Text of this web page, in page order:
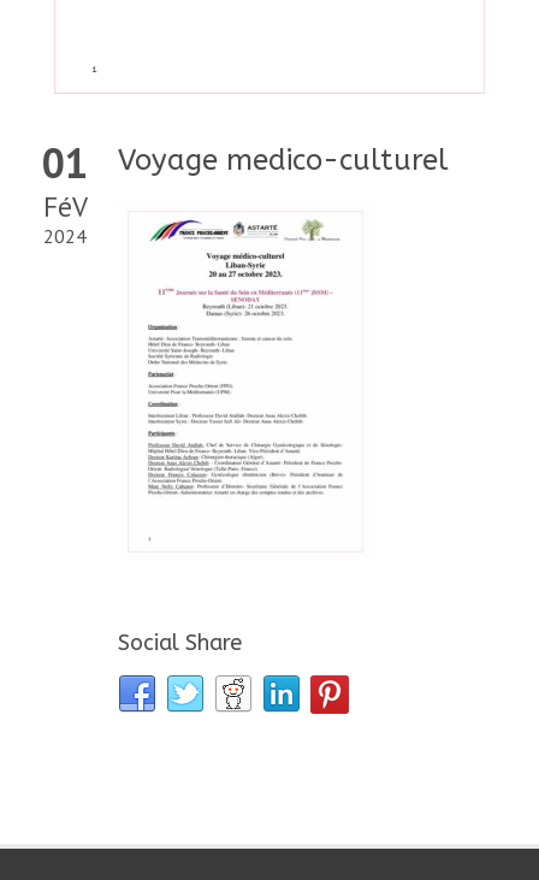
01
FéV
2024
Voyage medico-culturel
Social Share